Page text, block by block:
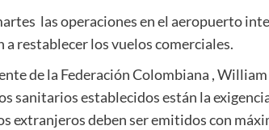
las operaciones en el aeropuerto
a restablecer los vuelos comerciales.
de la Federación Colombiana ,
sanitarios establecidos están la
extranjeros deben ser emitidos con